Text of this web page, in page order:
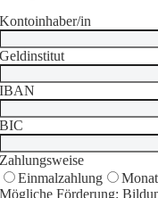
Kontoinhaber/in
Geldinstitut
IBAN
BIC
Zahlungsweise
Einmalzahlung
Mögliche Förderung: